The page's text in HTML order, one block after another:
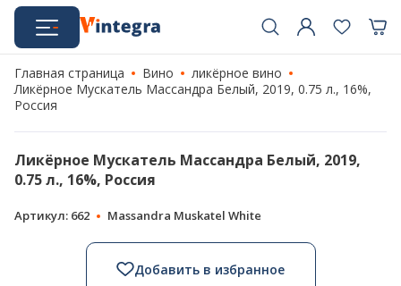
Главная страница Вино
ликёрное вино
Ликёрное Мускатель Массандра Белый, 2019, 0.75 л., 16%,
Россия
Ликёрное Мускатель Массандра Белый, 2019,
0.75 л., 16%, Россия
Артикул: 662 Massandra Muskatel White
Добавить в избранное